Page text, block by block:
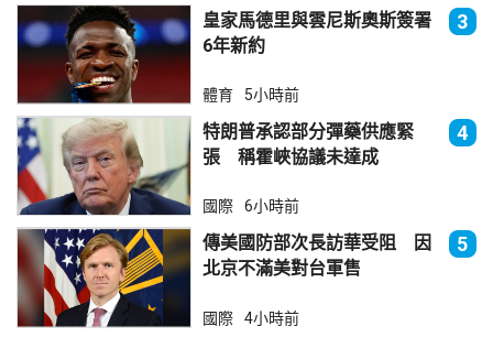
皇家馬德里與雲尼斯奧斯簽署
6年新約
3
體育 5小時前
特朗普承認部分彈藥供應緊
張 稱霍峽協議未達成
4
國際 6小時前
傳美國防部次長訪華受阻 因
北京不滿美對台軍售
5
國際 4小時前